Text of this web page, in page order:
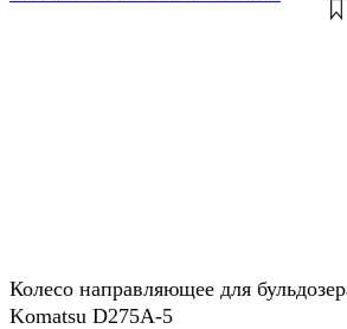
Колесо направляющее для
Komatsu D275A-5